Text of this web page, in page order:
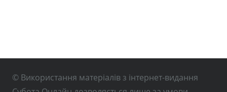
© Використання матеріалів з інтернет-видання